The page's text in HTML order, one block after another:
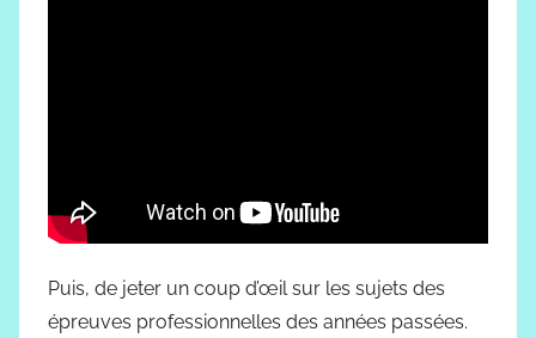
Puis, de jeter un coup d’œil sur les sujets des
épreuves professionnelles des années passées.